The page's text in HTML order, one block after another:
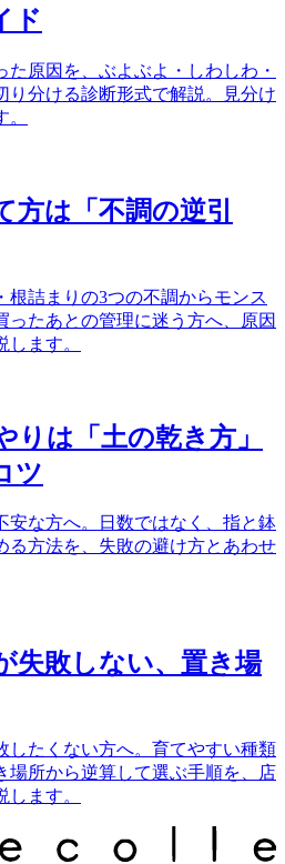
ド
原因を、ぶよぶよ・しわしわ・
り分ける診断形式で解説。見分け
方は「不調の逆引
根詰まりの3つの不調からモンス
ったあとの管理に迷う方へ、原因
ます。
りは「土の乾き方」
ツ
安な方へ。日数ではなく、指と鉢
る方法を、失敗の避け方とあわせ
失敗しない、置き場
したくない方へ。育てやすい種類
場所から逆算して選ぶ手順を、店
ます。